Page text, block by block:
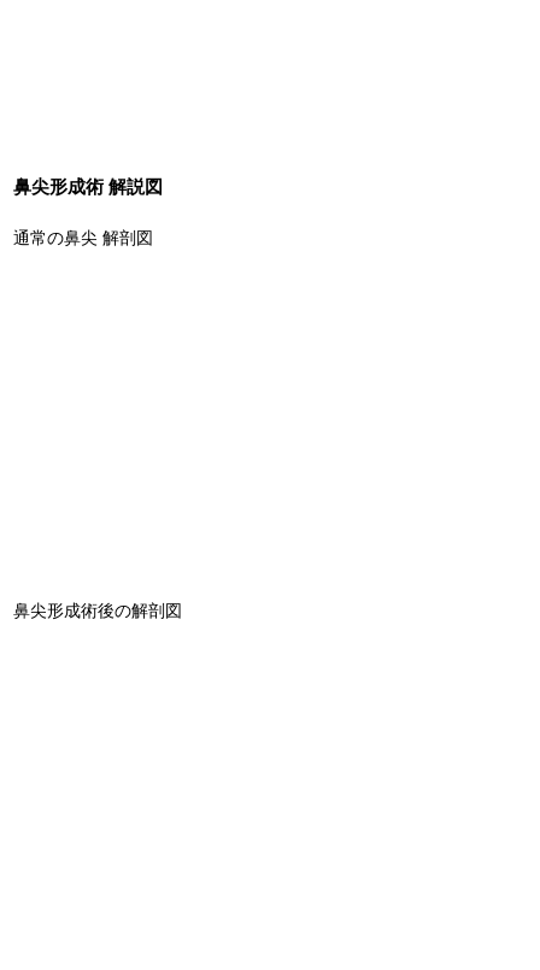
鼻尖形成術 解説図
通常の鼻尖 解剖図
鼻尖形成術後の解剖図